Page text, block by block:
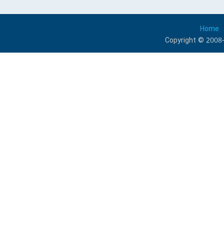
Home
Copyright ©